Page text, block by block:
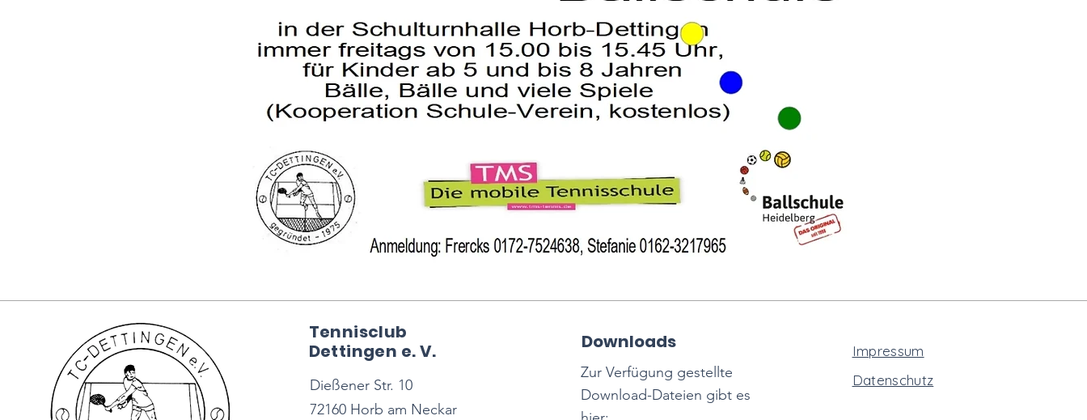
Tennisclub
Dettingen e. V.
Dießener Str. 10
72160 Horb am Neckar
Downloads
Zur Verfügung gestellte
Download-Dateien gibt es
Impressum
Datenschutz